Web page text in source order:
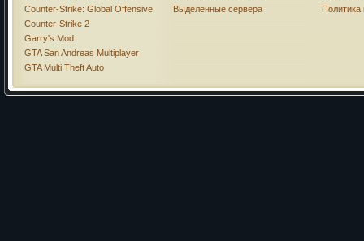
Counter-Strike: Global Offensive
Counter-Strike 2
Garry's Mod
GTA San Andreas Multiplayer
GTA Multi Theft Auto
Выделенные сервера
Политика